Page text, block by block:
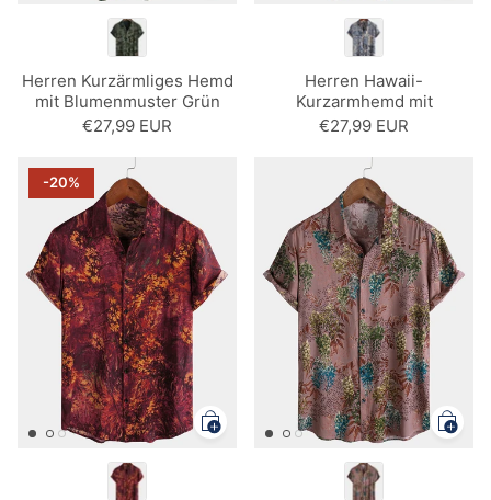
Herren Kurzärmliges Hemd
mit Blumenmuster Grün
€27,99 EUR
Herren Hawaii-
Kurzarmhemd mit
Blumenmuster
€27,99 EUR
-20%